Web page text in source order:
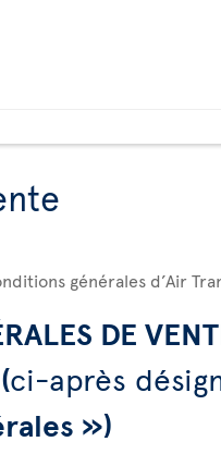
générales d’Air
DE
ci-après
»)